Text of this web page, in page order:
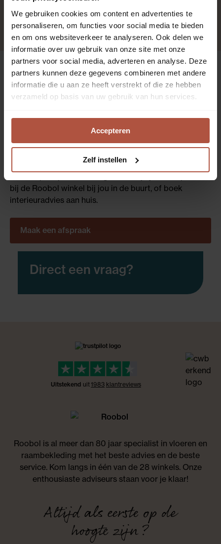
We gebruiken cookies om content en advertenties te
personaliseren, om functies voor social media te bieden
en om ons websiteverkeer te analyseren. Ook delen we
informatie over uw gebruik van onze site met onze
partners voor social media, adverteren en analyse. Deze
partners kunnen deze gegevens combineren met andere
informatie die u aan ze heeft verstrekt of die ze hebben
verzameld op basis van uw gebruik van hun services.
Accepteren
Zelf instellen
Lichtdoorlatend
Interieurvragen?
Kom langs voor
gratis advies
jouw interieur. Kom langs in één van onze winkels!
bij de Roobol winkel bij jou in de buurt, of boek
interieuradvies aan huis.
Maak een afspraak
Direct een vraag?
Roobol is al meer dan 80 jaar specialist in vloeren en
raambekleding met het beste advies en de beste
service. Kom langs in één van de 28 winkels. Onze
enthousiaste adviseurs staan voor je klaar!
Altijd als eerste op de
hoogte zijn?
Uitstekend uit 1983 klantreviews